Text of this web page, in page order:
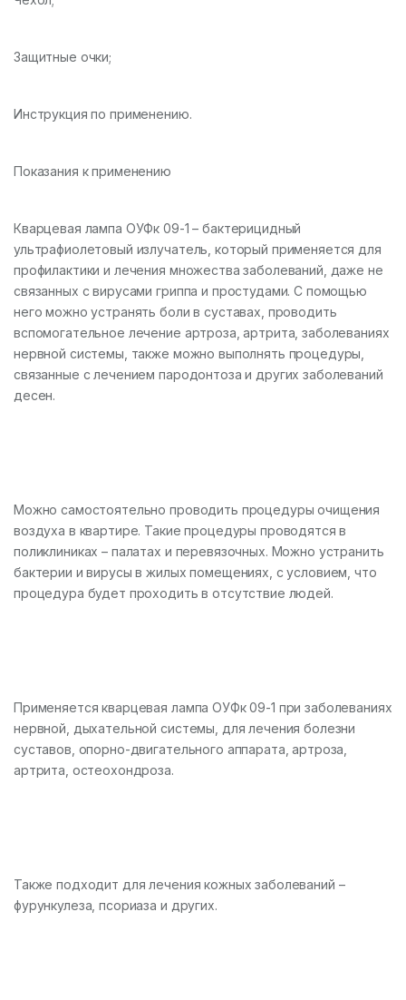
Защитные очки;
Инструкция по применению.
Показания к применению
Кварцевая лампа ОУФк 09-1 – бактерицидный
ультрафиолетовый излучатель, который применяется для
профилактики и лечения множества заболеваний, даже не
связанных с вирусами гриппа и простудами. С помощью
него можно устранять боли в суставах, проводить
вспомогательное лечение артроза, артрита, заболеваниях
нервной системы, также можно выполнять процедуры,
связанные с лечением пародонтоза и других заболеваний
десен.
Можно самостоятельно проводить процедуры очищения
воздуха в квартире. Такие процедуры проводятся в
поликлиниках – палатах и перевязочных. Можно устранить
бактерии и вирусы в жилых помещениях, с условием, что
процедура будет проходить в отсутствие людей.
Применяется кварцевая лампа ОУФк 09-1 при заболеваниях
нервной, дыхательной системы, для лечения болезни
суставов, опорно-двигательного аппарата, артроза,
артрита, остеохондроза.
Также подходит для лечения кожных заболеваний –
фурункулеза, псориаза и других.